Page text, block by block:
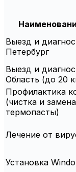
Выезд и
Петербург
Выезд и
Область (до 20
Профилактика
(чистка и замена
термопасты)
Лечение от
Установка